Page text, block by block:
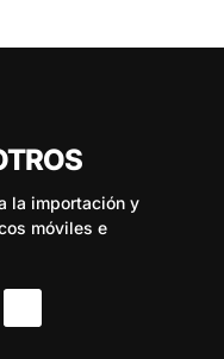
la importación y
móviles e